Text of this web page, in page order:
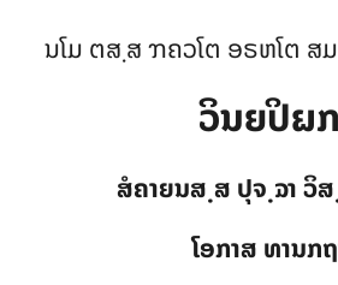
ນໂມ ຕສ຺ສ ຠຄວໂຕ ອຣຫໂຕ
ວິນຍປິຏກ
ສໍຄາຍນສ຺ສ ປຸຈ຺ຉາ ວິ
ໂອກາສ ທານກ